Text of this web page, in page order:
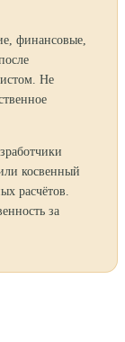
финансовые,
Не
косвенный
расчётов.
за